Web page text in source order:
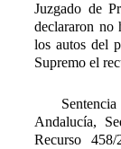
Juzgado de
declararon no
los autos del
Supremo el
Andalucía, S
Recurso